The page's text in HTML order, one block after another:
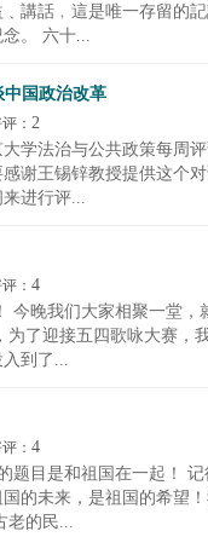
講話﹐這是唯一存留的
。 六十...
国政治改革
： 2
学法治与公共政策每周
谢王锡锌教授提供这个
进行评...
： 4
今晚我们大家相聚一堂
了迎接五四歌咏大赛，
到了...
： 4
题目是和祖国在一起！
的未来，是祖国的希望
老的民...